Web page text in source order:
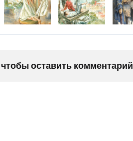
оставить комментарий